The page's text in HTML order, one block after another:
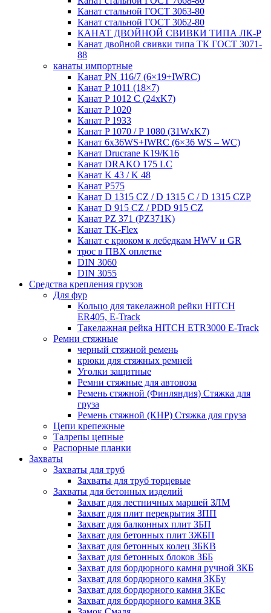
Канат стальной ГОСТ 3063-80
Канат стальной ГОСТ 3062-80
КАНАТ ДВОЙНОЙ СВИВКИ ТИПА ЛК-Р
Канат двойной свивки типа ТК ГОСТ 3071-
88
канаты импортные
Канат PN 116/7 (6×19+IWRC)
Канат P 1011 (18×7)
Канат P 1012 C (24xK7)
Канат P 1020
Канат P 1933
Канат P 1070 / P 1080 (31WxK7)
Канат 6x36WS+IWRC (6×36 WS – WC)
Канат Drucrane K19/K16
Канат DRAKO 175 LC
Канат K 43 / K 48
Канат P575
Канат D 1315 CZ / D 1315 C / D 1315 CZP
Канат D 915 CZ / PDD 915 CZ
Канат PZ 371 (PZ371K)
Канат TK-Flex
Канат с крюком к лебедкам HWV и GR
трос в ПВХ оплетке
DIN 3060
DIN 3055
Средства крепления грузов
Для фур
Кольцо для такелажной рейки HITCH
ER405, E-Track
Такелажная рейка HITCH ETR3000 E-Track
Ремни стяжные
черный стяжной ремень
крюки для стяжных ремней
Уголки защитные
Ремни стяжные для автовоза
Ремень стяжной (Финляндия) Стяжка для
груза
Ремень стяжной (КНР) Стяжка для груза
Цепи крепежные
Талрепы цепные
Распорные планки
Захваты
Захваты для труб
Захваты для труб торцевые
Захваты для бетонных изделий
Захват для лестничных маршей ЗЛМ
Захват для плит перекрытия ЗПП
Захват для балконных плит ЗБП
Захват для бетонных плит ЗЖБП
Захват для бетонных колец ЗБКВ
Захват для бетонных блоков ЗББ
Захват для бордюрного камня ручной ЗКБ
Захват для бордюрного камня ЗКБу
Захват для бордюрного камня ЗКБс
Захват для бордюрного камня ЗКБ